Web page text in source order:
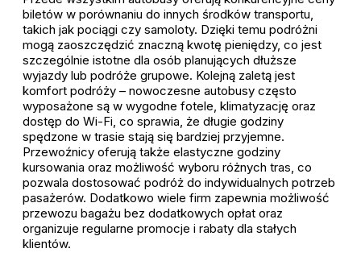
biletów w porównaniu do innych środków transportu,
takich jak pociągi czy samoloty. Dzięki temu podróżni
mogą zaoszczędzić znaczną kwotę pieniędzy, co jest
szczególnie istotne dla osób planujących dłuższe
wyjazdy lub podróże grupowe. Kolejną zaletą jest
komfort podróży – nowoczesne autobusy często
wyposażone są w wygodne fotele, klimatyzację oraz
dostęp do Wi-Fi, co sprawia, że długie godziny
spędzone w trasie stają się bardziej przyjemne.
Przewoźnicy oferują także elastyczne godziny
kursowania oraz możliwość wyboru różnych tras, co
pozwala dostosować podróż do indywidualnych potrzeb
pasażerów. Dodatkowo wiele firm zapewnia możliwość
przewozu bagażu bez dodatkowych opłat oraz
organizuje regularne promocje i rabaty dla stałych
klientów.